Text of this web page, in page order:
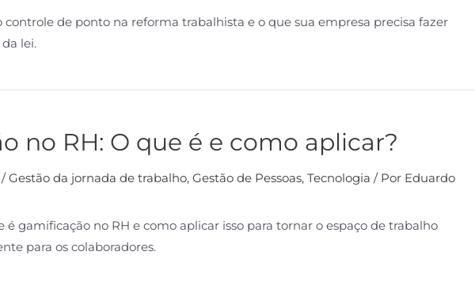
controle de ponto na reforma trabalhista e o que sua empresa precisa fazer
lei.
no RH: O que é e como aplicar?
/Gestão da jornada de trabalho, Gestão de Pessoas, Tecnologia / Por Eduardo
é gamificação no RH e como aplicar isso para tornar o espaço de trabalho
para os colaboradores.